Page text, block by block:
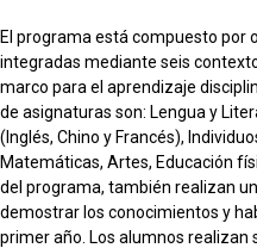
El programa está compuesto por
integradas mediante seis
marco para el aprendizaje
de asignaturas son: Lengua y
(Inglés, Chino y Francés),
Matemáticas, Artes, Educación
del programa, también realizan
demostrar los conocimientos y
primer año. Los alumnos realizan